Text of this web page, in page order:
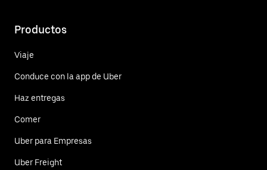
Productos
Viaje
Conduce con la app de Uber
Haz entregas
Comer
Uber para Empresas
Uber Freight